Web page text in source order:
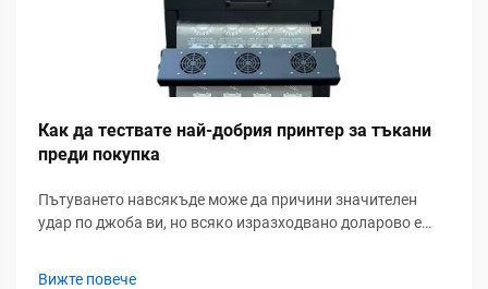
Как да тествате най-добрия принтер за тъкани
преди покупка
Пътуването навсякъде може да причини значителен
удар по джоба ви, но всяко изразходвано доларово е
Вижте повече